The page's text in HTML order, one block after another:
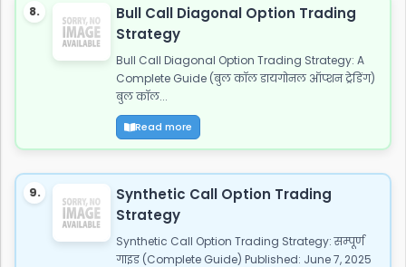
8.
Bull Call Diagonal Option Trading
Strategy
Bull Call Diagonal Option Trading Strategy: A
Complete Guide (बुल कॉल डायगोनल ऑप्शन ट्रेडिंग)
बुल कॉल...
Read more
9.
Synthetic Call Option Trading
Strategy
Synthetic Call Option Trading Strategy: सम्पूर्ण
गाइड (Complete Guide) Published: June 7, 2025